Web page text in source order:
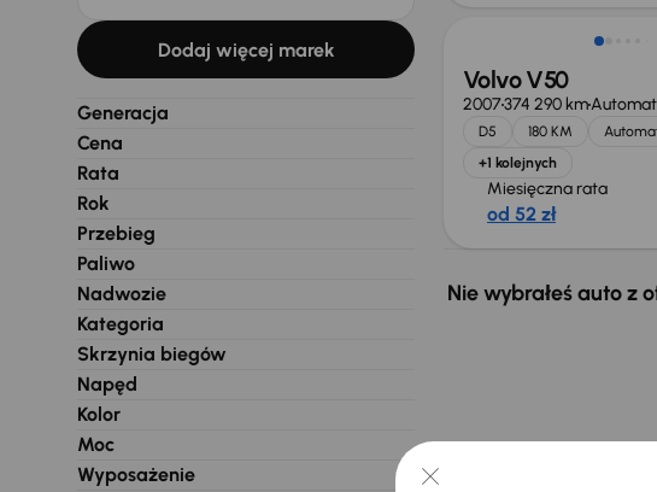
Dodaj więcej marek
Generacja
Cena
Rata
Rok
Przebieg
Paliwo
Nadwozie
Kategoria
Skrzynia biegów
Napęd
Kolor
Moc
Wyposażenie
Volvo V50
2007374 290 kmAutomat
D5 180 KM
+1 kolejnych
Miesięczna rata
od 52 zł
Nie wybrałeś auto z